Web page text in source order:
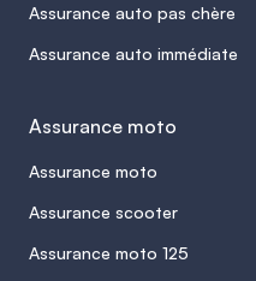
Assurance auto pas chère
Assurance auto immédiate
Assurance moto
Assurance moto
Assurance scooter
Assurance moto 125